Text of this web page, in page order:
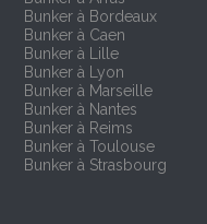
Bunker à Bordeaux
Bunker à Caen
Bunker à Lille
Bunker à Lyon
Bunker à Marseille
Bunker à Nantes
Bunker à Reims
Bunker à Toulouse
Bunker à Strasbourg